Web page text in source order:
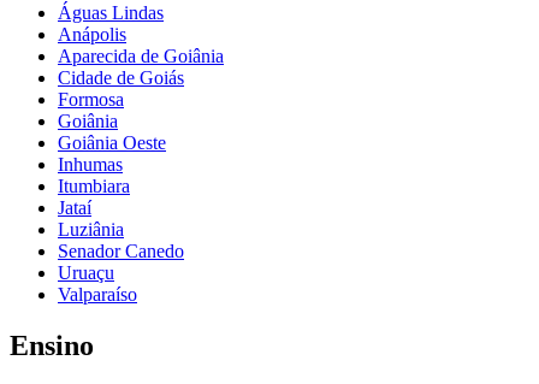
Águas Lindas
Anápolis
Aparecida de Goiânia
Cidade de Goiás
Formosa
Goiânia
Goiânia Oeste
Inhumas
Itumbiara
Jataí
Luziânia
Senador Canedo
Uruaçu
Valparaíso
Ensino